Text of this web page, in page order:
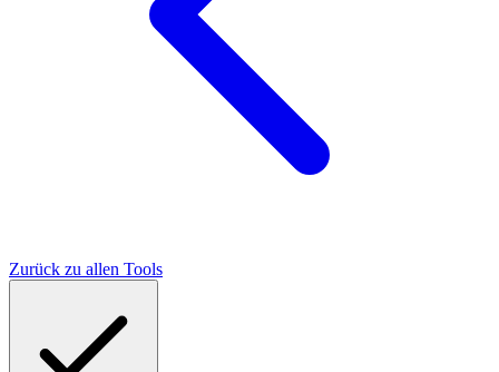
Zurück zu allen Tools